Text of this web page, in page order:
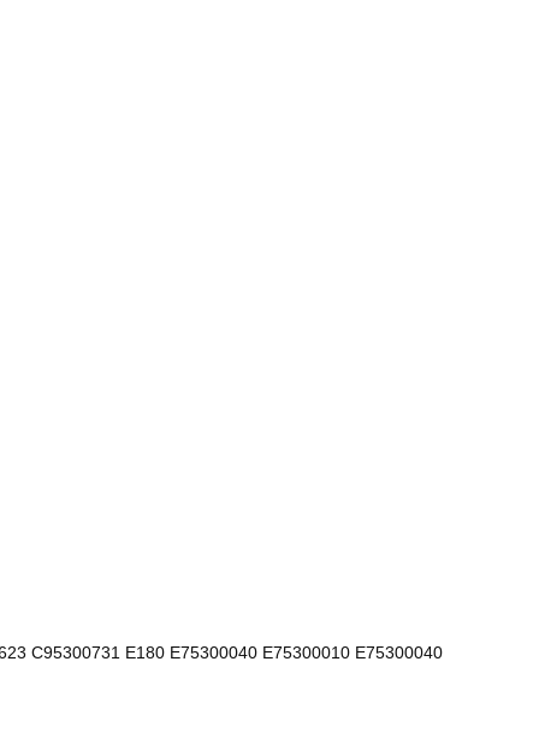
C95300731 E180 E75300040 E75300010 E75300040